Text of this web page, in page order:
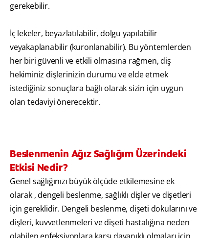
gerekebilir.
İç lekeler, beyazlatılabilir, dolgu yapılabilir
veyakaplanabilir (kuronlanabilir). Bu yöntemlerden
her biri güvenli ve etkili olmasına rağmen, diş
hekiminiz dişlerinizin durumu ve elde etmek
istediğiniz sonuçlara bağlı olarak sizin için uygun
olan tedaviyi önerecektir.
Beslenmenin Ağız Sağlığım Üzerindeki
Etkisi Nedir?
Genel sağlığınızı büyük ölçüde etkilemesine ek
olarak , dengeli beslenme, sağlıklı dişler ve dişetleri
için gereklidir. Dengeli beslenme, dişeti dokularını ve
dişleri, kuvvetlenmeleri ve dişeti hastalığına neden